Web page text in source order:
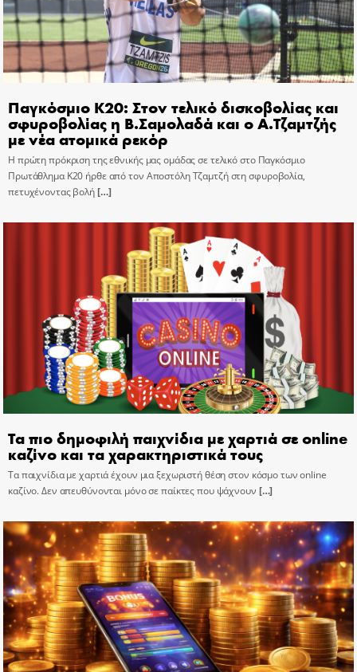
Παγκόσμιο Κ20: Στον τελικό δισκοβολίας και
σφυροβολίας η Β.Σαμολαδά και ο Α.Τζαμτζής
με νέα ατομικά ρεκόρ
Η πρώτη πρόκριση της εθνικής μας ομάδας σε τελικό στο Παγκόσμιο
Πρωτάθλημα Κ20 ήρθε από τον Αποστόλη Τζαμτζή στη σφυροβολία,
πετυχένοντας βολή[…]
Τα πιο δημοφιλή παιχνίδια με χαρτιά σε online
καζίνο και τα χαρακτηριστικά τους
Τα παιχνίδια με χαρτιά έχουν μια ξεχωριστή θέση στον κόσμο των online
καζίνο. Δεν απευθύνονται μόνο σε παίκτες που ψάχνουν […]